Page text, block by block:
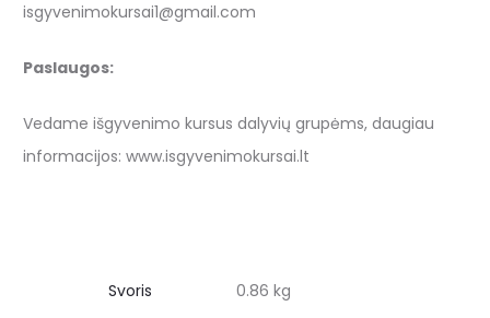
isgyvenimokursai1@gmail.com
Paslaugos:
Vedame išgyvenimo kursus dalyvių grupėms, daugiau
informacijos: www.isgyvenimokursai.lt
Svoris 0.86 kg